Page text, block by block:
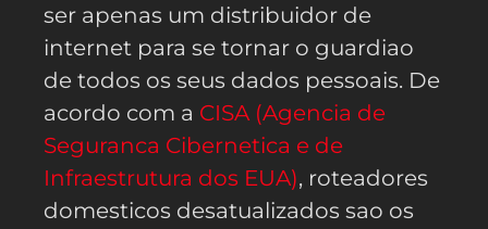
ser apenas um distribuidor de
internet para se tornar o guardiao
de todos os seus dados pessoais. De
acordo com a CISA (Agencia de
Seguranca Cibernetica e de
Infraestrutura dos EUA), roteadores
domesticos desatualizados sao os